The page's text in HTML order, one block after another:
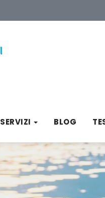
SERVIZI BLOG